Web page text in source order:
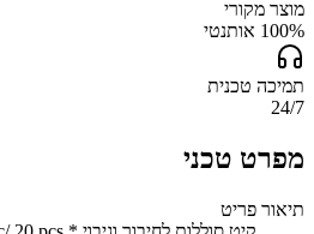
מוצר מקורי
100% אותנטי
תמיכה טכנית
24/7
מפרט טכני
תיאור פריט